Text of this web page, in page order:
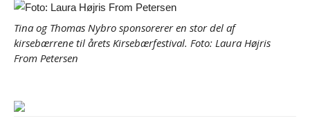
Tina og Thomas Nybro sponsorerer en stor del af
kirsebærrene til årets Kirsebærfestival. Foto: Laura Højris
From Petersen